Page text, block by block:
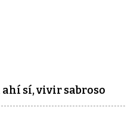
sí, vivir sabroso